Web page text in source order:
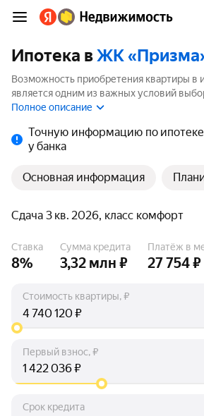
Ипотека вЖК
Возможность приобретения квартиры в
является одним из важных условий
странице мы собрали программы
Полное описание
Точную информацию по
у банка
Основная информация
Сдача 3 кв. 2026, класс комфорт
Ставка
8%
Сумма кредита
3,32 млн ₽
Платёж в
27 754 ₽
Стоимость квартиры, ₽
₽
Первый взнос, ₽
₽
Срок кредита